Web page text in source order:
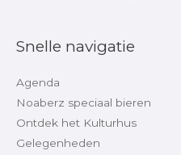
Snelle navigatie
Agenda
Noaberz speciaal bieren
Ontdek het Kulturhus
Gelegenheden